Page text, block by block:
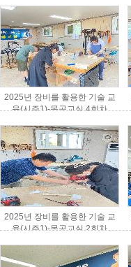
2025년 장비를 활용한 기술 교
육(시즌1)-목공교실 4회차
2025년 장비를 활용한 기술 교
육(시즌1)-목공교실 2회차